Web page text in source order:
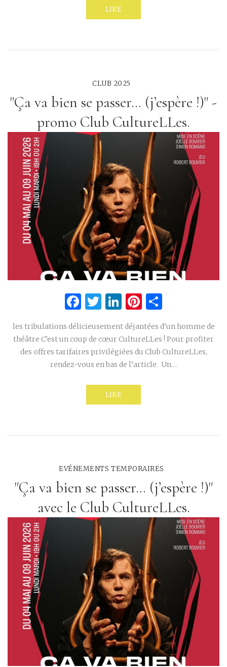
LIRE
CLUB 2025
"Ça va bien se passer… (j’espère !)" -
promo Club CultureLLes.
Facebook
Twitter
LinkedIn
Pinterest
les tribulations délicieusement déjantées d’un homme de
théâtre C’est un coup de cœur CultureLLes ! Pour profiter
des offres tarifaires privilégiées du Club CultureLLes,
rendez-vous en bas de l’article. Un…
LIRE
EVÉNEMENTS TEMPORAIRES
"Ça va bien se passer… (j’espère !)"
avec le Club CultureLLes.